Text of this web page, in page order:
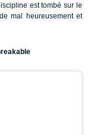
est tombé sur le
mal heureusement et